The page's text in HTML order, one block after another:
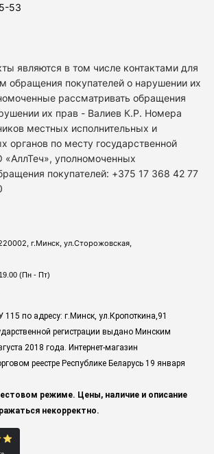
53
являются в том числе контактами для
обращения покупателей о нарушении их
рассматривать обращения
их прав - Валиев К.Р. Номера
местных исполнительных и
органов по месту государственной
уполномоченных
покупателей: +375 17 368 42 77
г.Минск, ул.Сторожовская,
(Пн - Пт)
по адресу: г.Минск, ул.Кропоткина,91
регистрации выдано Минским
2018 года. Интернет-магазин
реестре Республике Беларусь 19 января
режиме. Цены, наличие и описание
некорректно.